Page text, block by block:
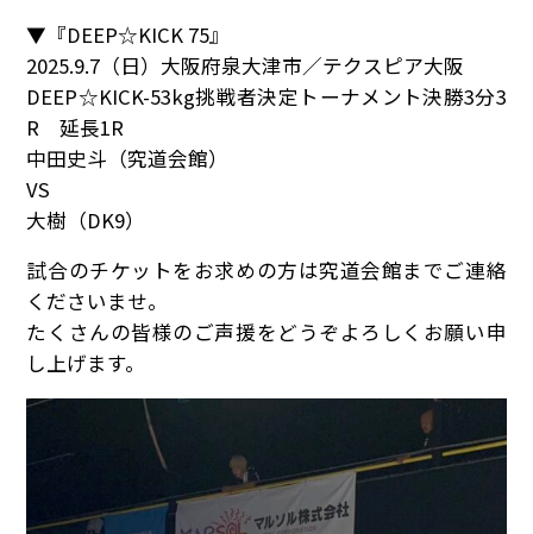
▼『DEEP☆KICK 75』
2025.9.7（日）大阪府泉大津市／テクスピア大阪
DEEP☆KICK-53kg挑戦者決定トーナメント決勝3分3
R 延長1R
中田史斗（究道会館）
VS
大樹（DK9）
試合のチケットをお求めの方は究道会館までご連絡
くださいませ。
たくさんの皆様のご声援をどうぞよろしくお願い申
し上げます。